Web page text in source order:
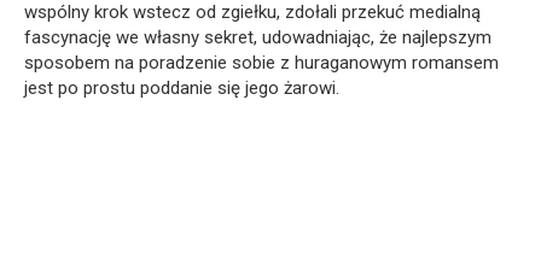
wspólny krok wstecz od zgiełku, zdołali przekuć medialną
fascynację we własny sekret, udowadniając, że najlepszym
sposobem na poradzenie sobie z huraganowym romansem
jest po prostu poddanie się jego żarowi.